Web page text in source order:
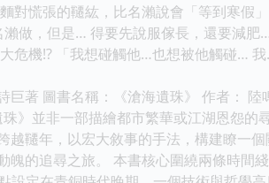
對慌張的韆紘，比名瀨說會「等到寒假
做，但是… 得要先說服傢長，還要減
危機!? 「我想碰觸他…也想被他觸碰…
著 圖書名稱：《滄海遺珠》 作者：
》並非一部描繪都市繁華或江湖恩怨
越韆年，以宏大敘事的手法，構建瞭一
魄的追尋之旅。 本書核心圍繞兩條時